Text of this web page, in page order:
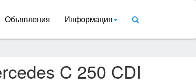
Объявления Информация
C 250 CDI